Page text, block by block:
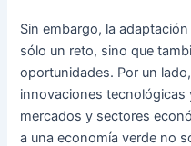
Sin embargo, la
sólo un reto, sino que
oportunidades. Por un
innovaciones tecnológicas
mercados y sectores
a una economía verde no